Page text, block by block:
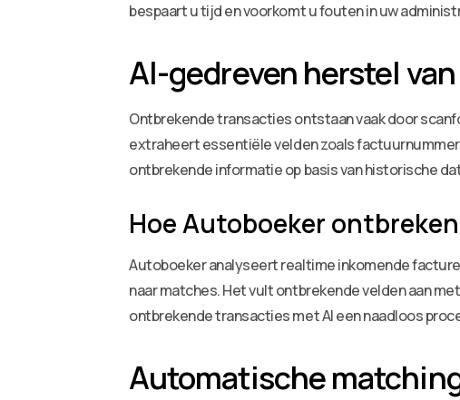
bespaart u tijd en voorkomt u fouten in uw
AI-gedreven herstel
Ontbrekende transacties ontstaan vaak door
extraheert essentiële velden zoals
ontbrekende informatie op basis van historische
Hoe Autoboeker
Autoboeker analyseert realtime inkomende
naar matches. Het vult ontbrekende velden aan
ontbrekende transacties met AI een naadloos
Automatische